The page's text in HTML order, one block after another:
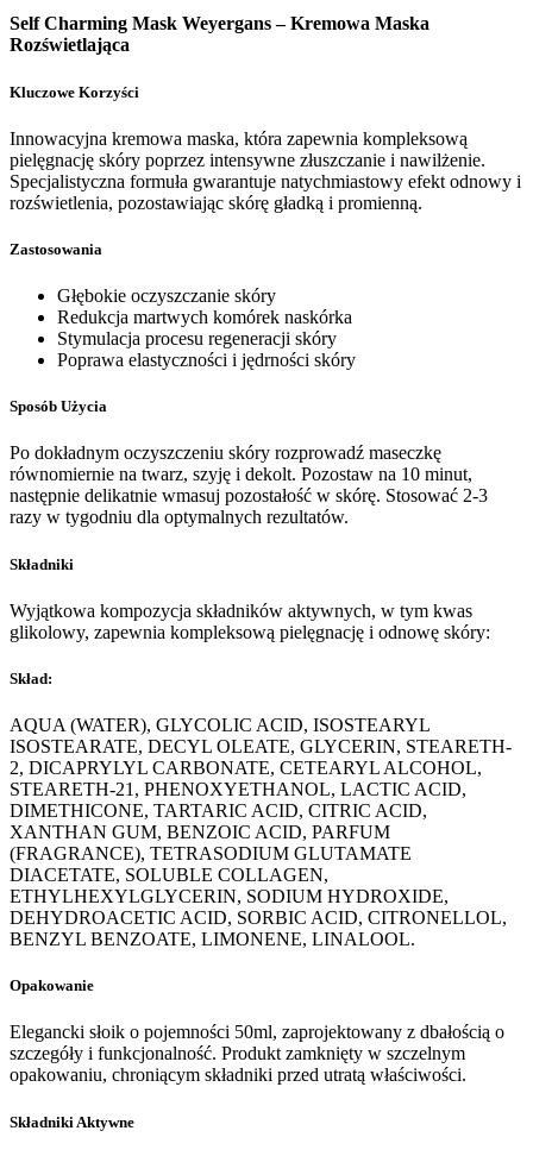
Self Charming Mask Weyergans – Kremowa Maska
Rozświetlająca
Kluczowe Korzyści
Innowacyjna kremowa maska, która zapewnia kompleksową
pielęgnację skóry poprzez intensywne złuszczanie i nawilżenie.
Specjalistyczna formuła gwarantuje natychmiastowy efekt odnowy i
rozświetlenia, pozostawiając skórę gładką i promienną.
Zastosowania
Głębokie oczyszczanie skóry
Redukcja martwych komórek naskórka
Stymulacja procesu regeneracji skóry
Poprawa elastyczności i jędrności skóry
Sposób Użycia
Po dokładnym oczyszczeniu skóry rozprowadź maseczkę
równomiernie na twarz, szyję i dekolt. Pozostaw na 10 minut,
następnie delikatnie wmasuj pozostałość w skórę. Stosować 2-3
razy w tygodniu dla optymalnych rezultatów.
Składniki
Wyjątkowa kompozycja składników aktywnych, w tym kwas
glikolowy, zapewnia kompleksową pielęgnację i odnowę skóry:
Skład:
AQUA (WATER), GLYCOLIC ACID, ISOSTEARYL
ISOSTEARATE, DECYL OLEATE, GLYCERIN, STEARETH-
2, DICAPRYLYL CARBONATE, CETEARYL ALCOHOL,
STEARETH-21, PHENOXYETHANOL, LACTIC ACID,
DIMETHICONE, TARTARIC ACID, CITRIC ACID,
XANTHAN GUM, BENZOIC ACID, PARFUM
(FRAGRANCE), TETRASODIUM GLUTAMATE
DIACETATE, SOLUBLE COLLAGEN,
ETHYLHEXYLGLYCERIN, SODIUM HYDROXIDE,
DEHYDROACETIC ACID, SORBIC ACID, CITRONELLOL,
BENZYL BENZOATE, LIMONENE, LINALOOL.
Opakowanie
Elegancki słoik o pojemności 50ml, zaprojektowany z dbałością o
szczegóły i funkcjonalność. Produkt zamknięty w szczelnym
opakowaniu, chroniącym składniki przed utratą właściwości.
Składniki Aktywne